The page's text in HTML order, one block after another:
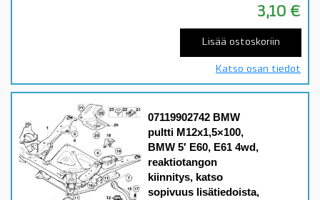
3,10 €
Lisää ostoskoriin
Katso osan tiedot
07119902742 BMW
pultti M12x1,5×100,
BMW 5′ E60, E61 4wd,
reaktiotangon
kiinnitys, katso
sopivuus lisätiedoista,